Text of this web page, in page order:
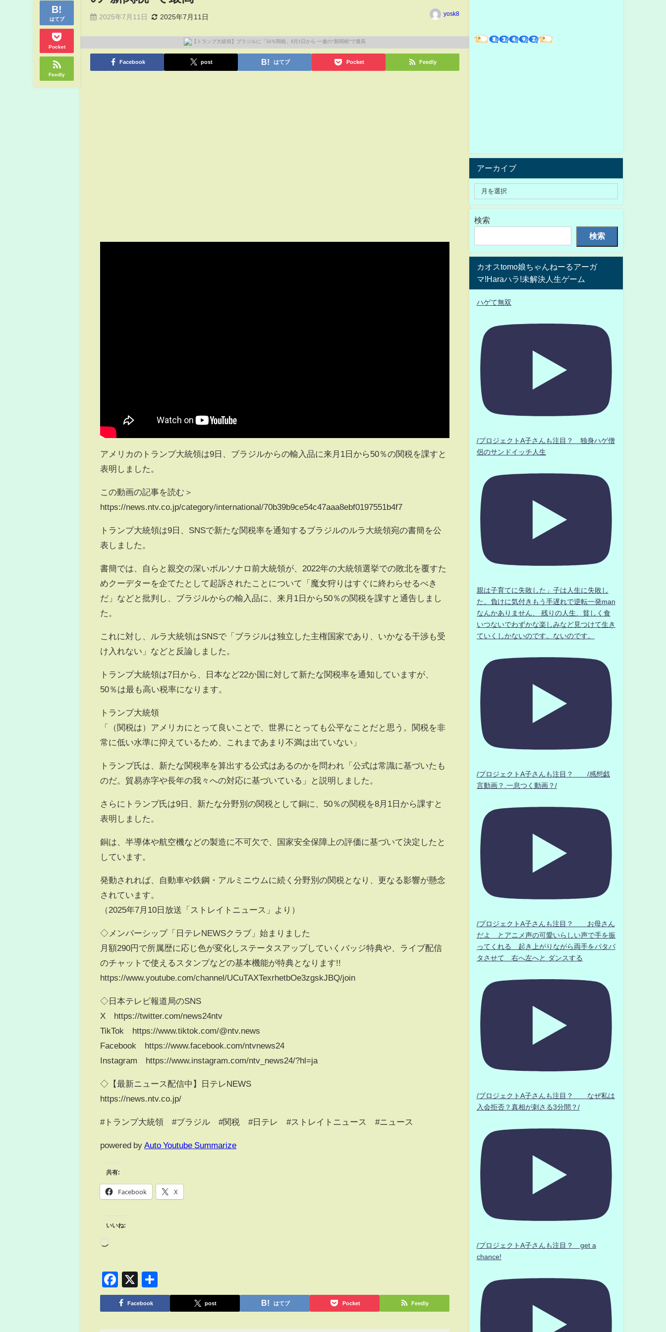
はてブ
Pocket
Feedly
2025年7月11日 2025年7月11日 yosk8
Facebook post はてブ Pocket Feedly
アメリカのトランプ大統領は9日、ブラジルからの輸入品に来月1日から50％の関税を課すと
表明しました。
この動画の記事を読む＞
https://news.ntv.co.jp/category/international/70b39b9ce54c47aaa8ebf0197551b4f7
トランプ大統領は9日、SNSで新たな関税率を通知するブラジルのルラ大統領宛の書簡を公
表しました。
書簡では、自らと親交の深いボルソナロ前大統領が、2022年の大統領選挙での敗北を覆すた
めクーデターを企てたとして起訴されたことについて「魔女狩りはすぐに終わらせるべき
だ」などと批判し、ブラジルからの輸入品に、来月1日から50％の関税を課すと通告しまし
た。
これに対し、ルラ大統領はSNSで「ブラジルは独立した主権国家であり、いかなる干渉も受
け入れない」などと反論しました。
トランプ大統領は7日から、日本など22か国に対して新たな関税率を通知していますが、
50％は最も高い税率になります。
トランプ大統領
「（関税は）アメリカにとって良いことで、世界にとっても公平なことだと思う。関税を非
常に低い水準に抑えているため、これまであまり不満は出ていない」
トランプ氏は、新たな関税率を算出する公式はあるのかを問われ「公式は常識に基づいたも
のだ。貿易赤字や長年の我々への対応に基づいている」と説明しました。
さらにトランプ氏は9日、新たな分野別の関税として銅に、50％の関税を8月1日から課すと
表明しました。
銅は、半導体や航空機などの製造に不可欠で、国家安全保障上の評価に基づいて決定したと
しています。
発動されれば、自動車や鉄鋼・アルミニウムに続く分野別の関税となり、更なる影響が懸念
されています。
（2025年7月10日放送「ストレイトニュース」より）
◇メンバーシップ「日テレNEWSクラブ」始まりました
月額290円で所属歴に応じ色が変化しステータスアップしていくバッジ特典や、ライブ配信
のチャットで使えるスタンプなどの基本機能が特典となります!!
https://www.youtube.com/channel/UCuTAXTexrhetbOe3zgskJBQ/join
◇日本テレビ報道局のSNS
X https://twitter.com/news24ntv
TikTok https://www.tiktok.com/@ntv.news
Facebook https://www.facebook.com/ntvnews24
Instagram https://www.instagram.com/ntv_news24/?hl=ja
◇【最新ニュース配信中】日テレNEWS
https://news.ntv.co.jp/
#トランプ大統領 #ブラジル #関税 #日テレ #ストレイトニュース #ニュース
powered by Auto Youtube Summarize
共有:
Facebook X
いいね:
Facebook
X
有
Facebook post はてブ Pocket Feedly
アーカイブ
検索
検索
カオスtomo娘ちゃんねーるアーガ
マ!Haraハラ!未解決人生ゲーム
ハゲて無双
/プロジェクトA子さんも注目？ 独身ハゲ僧
侶のサンドイッチ人生
親は子育てに失敗した」子は人生に失敗し
た。負けに気付きもう手遅れで逆転一発man
なんかありません、 残りの人生、貧しく食
いつないでわずかな楽しみなど見つけて生き
ていくしかないのです。ないのです。
/プロジェクトA子さんも注目？ /感想戯
言動画？.一息つく動画？/
/プロジェクトA子さんも注目？ お母さん
だよ とアニメ声の可愛いらしい声で手を振
ってくれる 起き上がりながら両手をパタパ
タさせて 右へ左へと ダンスする
/プロジェクトA子さんも注目？ なぜ私は
入会拒否？真相が刺さる3分間？/
/プロジェクトA子さんも注目？ get a
chance!